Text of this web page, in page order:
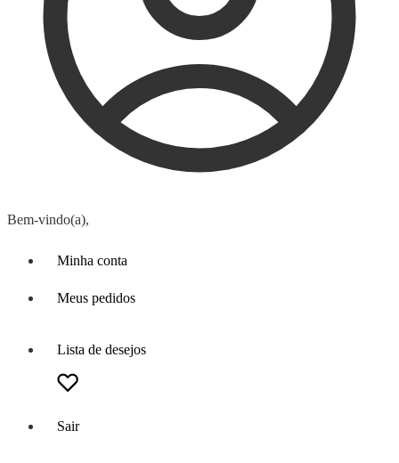
Bem-vindo(a),
Minha conta
Meus pedidos
Lista de desejos
Sair